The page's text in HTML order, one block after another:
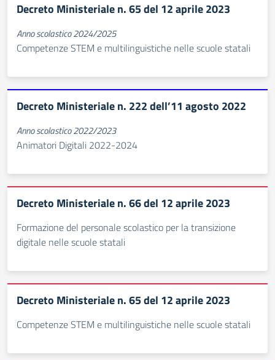
Decreto Ministeriale n. 65 del 12 aprile 2023
Anno scolastico 2024/2025
Competenze STEM e multilinguistiche nelle scuole statali
Decreto Ministeriale n. 222 dell’11 agosto 2022
Anno scolastico 2022/2023
Animatori Digitali 2022-2024
Decreto Ministeriale n. 66 del 12 aprile 2023
Formazione del personale scolastico per la transizione
digitale nelle scuole statali
Decreto Ministeriale n. 65 del 12 aprile 2023
Competenze STEM e multilinguistiche nelle scuole statali